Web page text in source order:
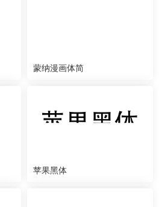
蒙纳漫画体简
苹果黑体